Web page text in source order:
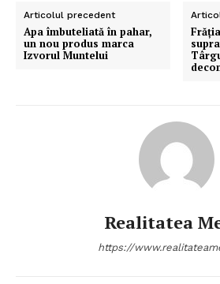
Articolul precedent
Apa îmbuteliată în pahar,
un nou produs marca
Izvorul Muntelui
Realitatea
https://